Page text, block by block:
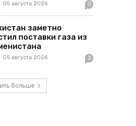
05 августа 2026 0
заметно
поставки газа из
05 августа 2026 2
больше